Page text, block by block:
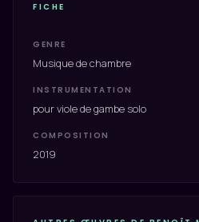
FICHE
GENRE
Musique de chambre
INSTRUMENTATION
pour viole de gambe solo
COMPOSITION
2019